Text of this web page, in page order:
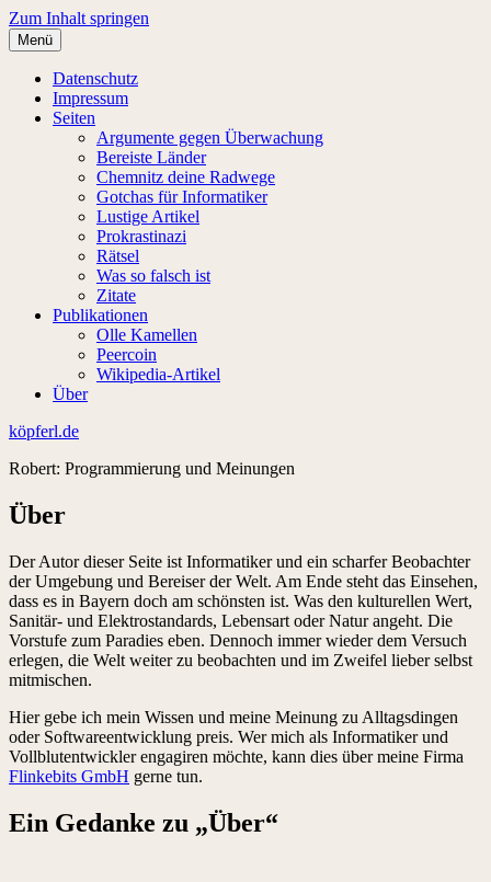
Zum Inhalt springen
Menü
Datenschutz
Impressum
Seiten
Argumente gegen Überwachung
Bereiste Länder
Chemnitz deine Radwege
Gotchas für Informatiker
Lustige Artikel
Prokrastinazi
Rätsel
Was so falsch ist
Zitate
Publikationen
Olle Kamellen
Peercoin
Wikipedia-Artikel
Über
köpferl.de
Robert: Programmierung und Meinungen
Über
Der Autor dieser Seite ist Informatiker und ein scharfer Beobachter
der Umgebung und Bereiser der Welt. Am Ende steht das Einsehen,
dass es in Bayern doch am schönsten ist. Was den kulturellen Wert,
Sanitär- und Elektrostandards, Lebensart oder Natur angeht. Die
Vorstufe zum Paradies eben. Dennoch immer wieder dem Versuch
erlegen, die Welt weiter zu beobachten und im Zweifel lieber selbst
mitmischen.
Hier gebe ich mein Wissen und meine Meinung zu Alltagsdingen
oder Softwareentwicklung preis. Wer mich als Informatiker und
Vollblutentwickler engagiren möchte, kann dies über meine Firma
Flinkebits GmbH gerne tun.
Ein Gedanke zu „Über“